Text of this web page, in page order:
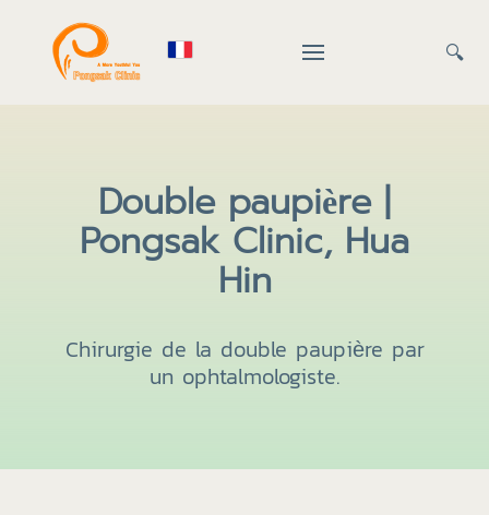
🔍
Double paupière |
Pongsak Clinic, Hua
Hin
Chirurgie de la double paupière par
un ophtalmologiste.